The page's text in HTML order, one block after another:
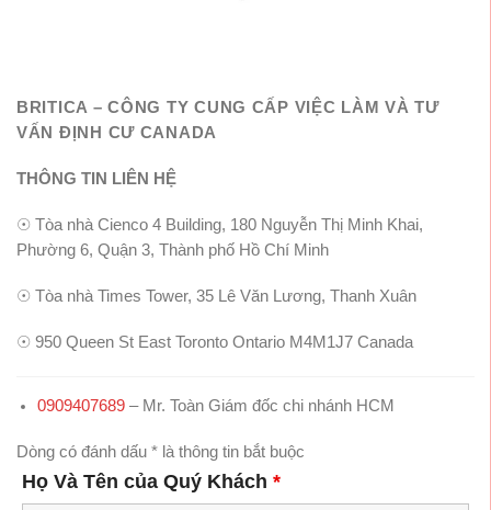
BRITICA – CÔNG TY CUNG CẤP VIỆC LÀM VÀ TƯ
VẤN ĐỊNH CƯ CANADA
THÔNG TIN LIÊN HỆ
☉ Tòa nhà Cienco 4 Building, 180 Nguyễn Thị Minh Khai,
Phường 6, Quận 3, Thành phố Hồ Chí Minh
☉ Tòa nhà Times Tower, 35 Lê Văn Lương, Thanh Xuân
☉ 950 Queen St East Toronto Ontario M4M1J7 Canada
0909407689– Mr. Toàn Giám đốc chi nhánh HCM
Dòng có đánh dấu * là thông tin bắt buộc
Họ Và Tên của Quý Khách *